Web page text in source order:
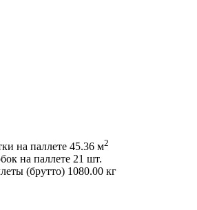
на паллете 45.36 м2
на паллете 21 шт.
(брутто) 1080.00 кг